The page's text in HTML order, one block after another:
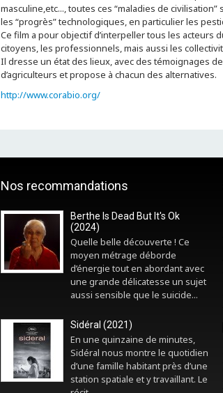
masculine,etc..., toutes ces “maladies de
les “progrès” technologiques, en particulier les
Ce film a pour objectif d’interpeller tous les acteurs
citoyens, les professionnels, mais aussi les
Il dresse un état des lieux, avec des témoignages
d’agriculteurs et propose à chacun des alternatives.
http://www.corabio.org/
Nos recommandations
Berthe Is Dead But It's Ok
(2024)
Quelle belle découverte ! Ce
moyen métrage déborde
d’énergie tout en abordant avec
une grande délicatesse un sujet
aussi sensible que le suicide...
Sidéral (2021)
En une quinzaine de minutes,
Sidéral nous montre le quotidien
d’une famille habitant près d’une
station spatiale et y travaillant. Le